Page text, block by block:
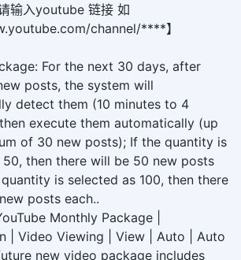
输入youtube 链接 如
channel/****】
For the next 30 days, after
posts, the system will
detect them (10 minutes to 4
execute them automatically (up
of 30 new posts); If the quantity is
50, then there will be 50 new posts
is selected as 100, then there
posts each..
Monthly Package |
| Video Viewing | View | Auto | Auto
new video package includes